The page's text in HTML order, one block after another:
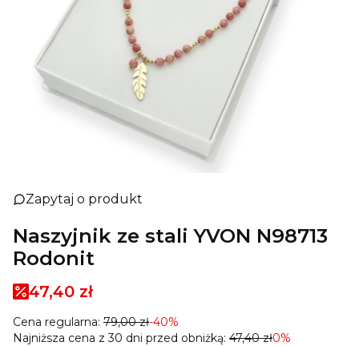
Zapytaj o produkt
Naszyjnik ze stali YVON N98713
Rodonit
47,40 zł
Cena regularna: 79,00 zł-40%
Najniższa cena z 30 dni przed obniżką: 47,40 zł0%